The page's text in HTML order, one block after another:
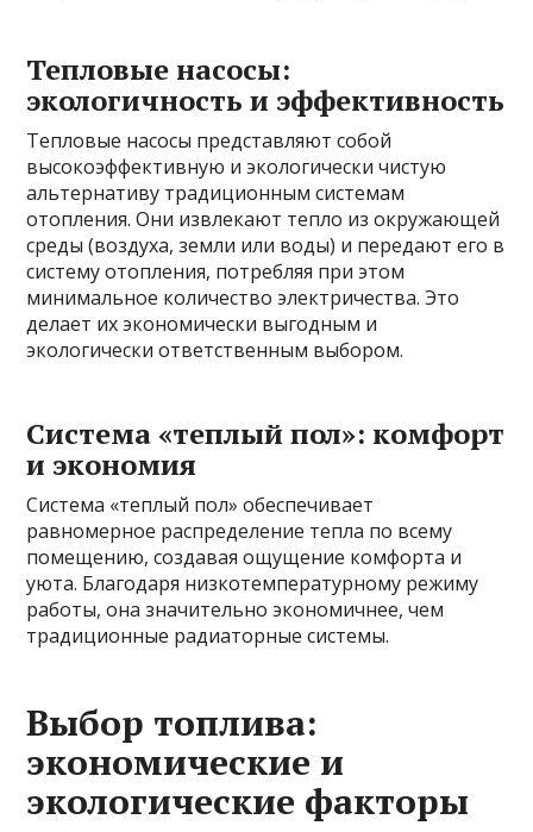
Тепловые насосы:
экологичность и эффективность
Тепловые насосы представляют собой
высокоэффективную и экологически чистую
альтернативу традиционным системам
отопления. Они извлекают тепло из окружающей
среды (воздуха, земли или воды) и передают его в
систему отопления, потребляя при этом
минимальное количество электричества. Это
делает их экономически выгодным и
экологически ответственным выбором.
Система «теплый пол»: комфорт
и экономия
Система «теплый пол» обеспечивает
равномерное распределение тепла по всему
помещению, создавая ощущение комфорта и
уюта. Благодаря низкотемпературному режиму
работы, она значительно экономичнее, чем
традиционные радиаторные системы.
Выбор топлива:
экономические и
экологические факторы